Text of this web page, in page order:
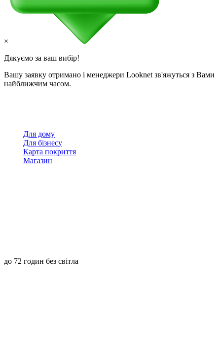
×
Дякуємо за ваш вибір!
Вашу заявку отримано і менеджери Looknet зв'яжуться з Вами
найближчим часом.
Для дому
Для бізнесу
Карта покриття
Магазин
до 72 годин без світла